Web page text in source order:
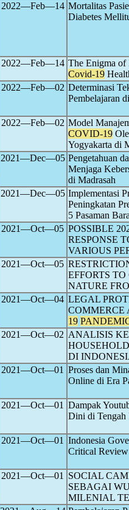
2022―Feb―14 Mortalitas
Diabetes
2022―Feb―14 The Enigma of
Covid-19
2022―Feb―02 Determinasi
Pembelajaran
2022―Feb―02 Model
COVID-19
Yogyakarta di
2021―Dec―05 Pengetahuan
Menjaga
di Madrasah
2021―Dec―05 Implementasi
Peningkatan
5 Pasaman
2021―Oct―05 POSSIBLE
RESPONSE
VARIOUS
2021―Oct―05
EFFORTS
NATURE
2021―Oct―04 LEGAL
COMMERCE
19
2021―Oct―02 ANALISIS
DI
2021―Oct―01 Proses dan
Online di Era
2021―Oct―01 Dampak
Dini di Tengah
2021―Oct―01 Indonesia
Critical Review
2021―Oct―01
SOCIAL
SEBAGAI
MILENIAL